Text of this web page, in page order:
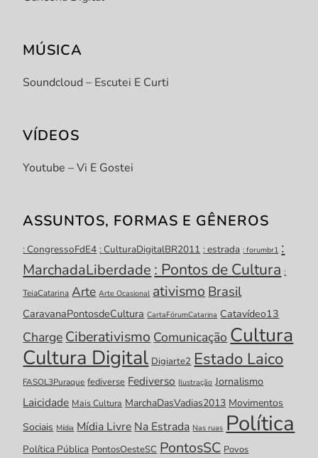
MÚSICA
Soundcloud – Escutei E Curti
VÍDEOS
Youtube – Vi E Gostei
ASSUNTOS, FORMAS E GÊNEROS
: CongressoFdE4 : CulturaDigitalBR2011 : estrada : forumbr1 :
MarchadaLiberdade : Pontos de Cultura :
TeiaCatarina Arte Arte Ocasional ativismo Brasil
CaravanaPontosdeCultura CartaFórumCatarina Catavídeo13
Charge Ciberativismo Comunicação Cultura
Cultura Digital Digiarte2 Estado Laico
FASOL3Puraque fediverse Fediverso Ilustração Jornalismo
Laicidade Mais Cultura MarchaDasVadias2013 Movimentos
Sociais Mídia Mídia Livre Na Estrada Nas ruas Política
Política Pública PontosOesteSC PontosSC Povos